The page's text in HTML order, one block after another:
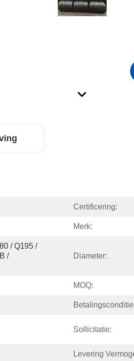
Certificering:
Merk:
/ Q195 /
/
Diameter:
MOQ:
Sollicitatie:
Levering